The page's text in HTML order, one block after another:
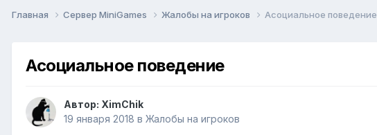
Главная Сервер MiniGames Жалобы на игроков Асоциальное поведение
Асоциальное поведение
Автор: XimChik
19 января 2018 в Жалобы на игроков